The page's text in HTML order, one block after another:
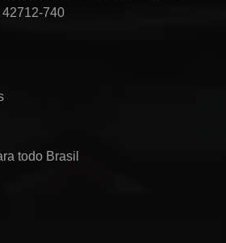
42712-740
todo Brasil